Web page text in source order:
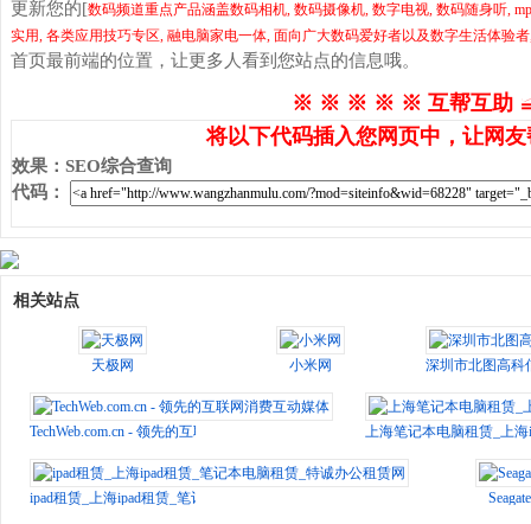
更新您的[数码频道重点产品涵盖数码相机, 数码摄像机, 数字电视, 数码随身听,
实用, 各类应用技巧专区, 融电脑家电一体, 面向广大数码爱好者以及数字生活体验
首页最前端的位置，让更多人看到您站点的信息哦。
※ ※ ※ ※ ※ 互帮互助
将以下代码插入您网页中，让网
效果 ： SEO综合查询
代码 ：
相关站点
天极网 小米网 深圳市北图高科
TechWeb.com.cn - 领先的互联网消费互动媒体 上海笔记本电脑租赁_上
ipad租赁_上海ipad租赁_笔记本电脑租赁_特诚办公租赁网